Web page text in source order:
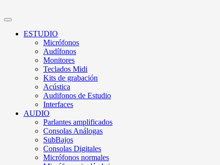
ESTUDIO
Micrófonos
Audífonos
Monitores
Teclados Midi
Kits de grabación
Acústica
Audifonos de Estudio
Interfaces
AUDIO
Parlantes amplificados
Consolas Análogas
SubBajos
Consolas Digitales
Micrófonos normales